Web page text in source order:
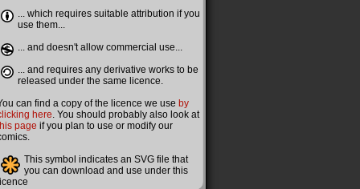
... which requires suitable attribution if you
use them...
... and doesn't allow commercial use...
... and requires any derivative works to be
released under the same licence.
can find a copy of the licence we use by
here. You should probably also look at
page if you plan to use or modify our
This symbol indicates an SVG file that
you can download and use under this
licence